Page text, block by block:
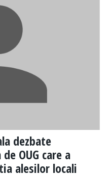
dezbate
OUG care a
alesilor locali